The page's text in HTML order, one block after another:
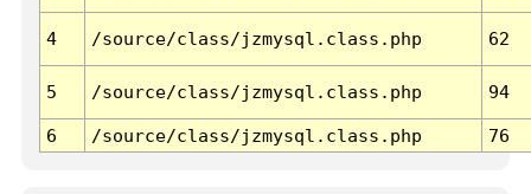
4 /source/class/jzmysql.class.php 62
5 /source/class/jzmysql.class.php 94
6 /source/class/jzmysql.class.php 76